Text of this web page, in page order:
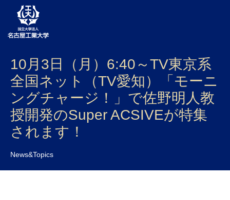
大学案内
学部・大学院・センター
入試
学生生活
研究・産学官連携
10月3日（月）6:40～TV東京系
全国ネット（TV愛知）「モーニ
ングチャージ！」で佐野明人教
授開発のSuper ACSIVEが特集
されます！
News&Topics